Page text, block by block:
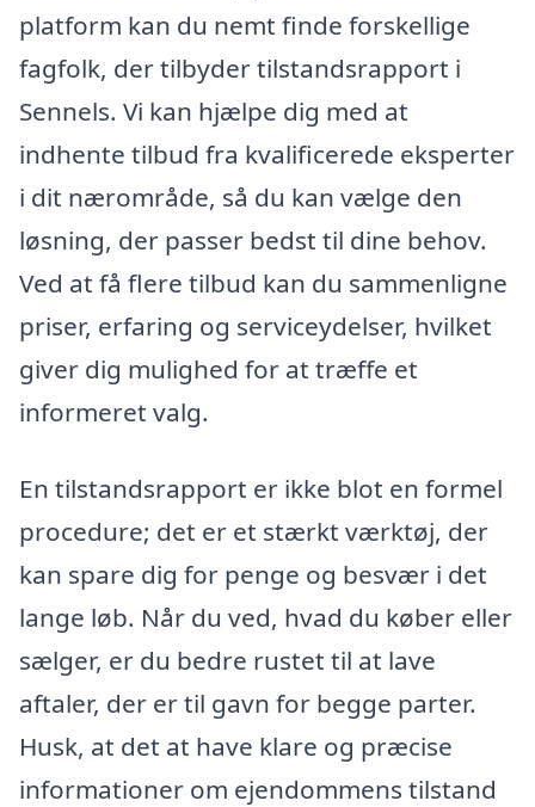
platform kan du nemt finde forskellige
fagfolk, der tilbyder tilstandsrapport i
Sennels. Vi kan hjælpe dig med at
indhente tilbud fra kvalificerede eksperter
i dit nærområde, så du kan vælge den
løsning, der passer bedst til dine behov.
Ved at få flere tilbud kan du sammenligne
priser, erfaring og serviceydelser, hvilket
giver dig mulighed for at træffe et
informeret valg.
En tilstandsrapport er ikke blot en formel
procedure; det er et stærkt værktøj, der
kan spare dig for penge og besvær i det
lange løb. Når du ved, hvad du køber eller
sælger, er du bedre rustet til at lave
aftaler, der er til gavn for begge parter.
Husk, at det at have klare og præcise
informationer om ejendommens tilstand